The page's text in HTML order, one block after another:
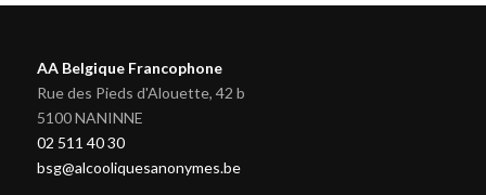
AA Belgique Francophone
Rue des Pieds d'Alouette, 42 b
5100 NANINNE
02 511 40 30
bsg@alcooliquesanonymes.be